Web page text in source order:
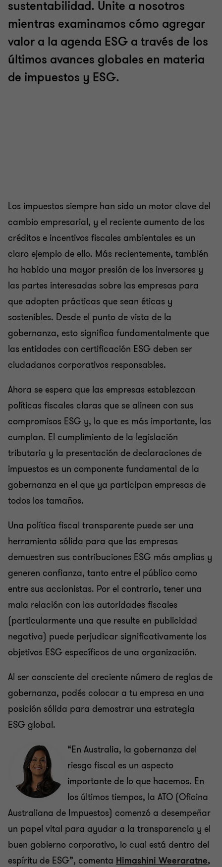
sustentabilidad. Unite a nosotros
mientras examinamos cómo agregar
valor a la agenda ESG a través de los
últimos avances globales en materia
de impuestos y ESG.
Los impuestos siempre han sido un motor clave del
cambio empresarial, y el reciente aumento de los
créditos e incentivos fiscales ambientales es un
claro ejemplo de ello. Más recientemente, también
ha habido una mayor presión de los inversores y
las partes interesadas sobre las empresas para
que adopten prácticas que sean éticas y
sostenibles. Desde el punto de vista de la
gobernanza, esto significa fundamentalmente que
las entidades con certificación ESG deben ser
ciudadanos corporativos responsables.
Ahora se espera que las empresas establezcan
políticas fiscales claras que se alineen con sus
compromisos ESG y, lo que es más importante, las
cumplan. El cumplimiento de la legislación
tributaria y la presentación de declaraciones de
impuestos es un componente fundamental de la
gobernanza en el que ya participan empresas de
todos los tamaños.
Una política fiscal transparente puede ser una
herramienta sólida para que las empresas
demuestren sus contribuciones ESG más amplias y
generen confianza, tanto entre el público como
entre sus accionistas. Por el contrario, tener una
mala relación con las autoridades fiscales
(particularmente una que resulte en publicidad
negativa) puede perjudicar significativamente los
objetivos ESG específicos de una organización.
Al ser consciente del creciente número de reglas de
gobernanza, podés colocar a tu empresa en una
posición sólida para demostrar una estrategia
ESG global.
“En Australia, la gobernanza del
riesgo fiscal es un aspecto
importante de lo que hacemos. En
los últimos tiempos, la ATO (Oficina
Australiana de Impuestos) comenzó a desempeñar
un papel vital para ayudar a la transparencia y el
buen gobierno corporativo, lo cual está dentro del
espíritu de ESG”, comenta Himashini Weeraratne,